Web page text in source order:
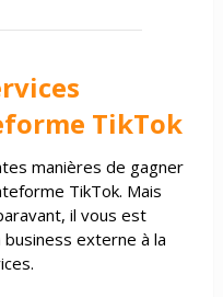
TikTok
manières de gagner
TikTok. Mais
il vous est
externe à la